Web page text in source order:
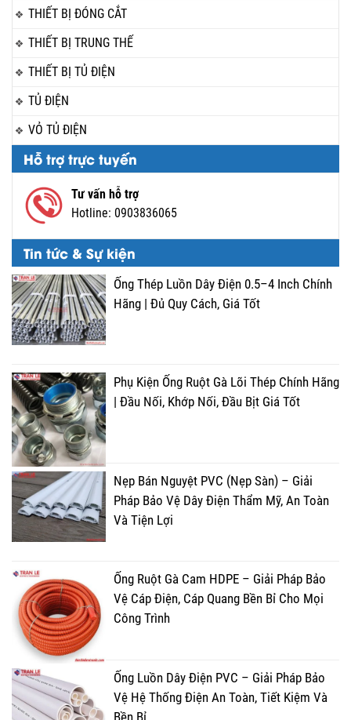
THIẾT BỊ ĐÓNG CẮT
THIẾT BỊ TRUNG THẾ
THIẾT BỊ TỦ ĐIỆN
TỦ ĐIỆN
VỎ TỦ ĐIỆN
Hỗ trợ trực tuyến
Tư vấn hỗ trợ
Hotline: 0903836065
Tin tức & Sự kiện
Ống Thép Luồn Dây Điện 0.5–4 Inch Chính
Hãng | Đủ Quy Cách, Giá Tốt
Phụ Kiện Ống Ruột Gà Lõi Thép Chính Hãng
| Đầu Nối, Khớp Nối, Đầu Bịt Giá Tốt
Nẹp Bán Nguyệt PVC (Nẹp Sàn) – Giải
Pháp Bảo Vệ Dây Điện Thẩm Mỹ, An Toàn
Và Tiện Lợi
Ống Ruột Gà Cam HDPE – Giải Pháp Bảo
Vệ Cáp Điện, Cáp Quang Bền Bỉ Cho Mọi
Công Trình
Ống Luồn Dây Điện PVC – Giải Pháp Bảo
Vệ Hệ Thống Điện An Toàn, Tiết Kiệm Và
Bền Bỉ